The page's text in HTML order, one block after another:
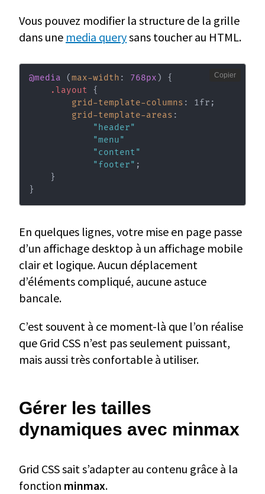
Vous pouvez modifier la structure de la grille
dans une media querysans toucher au HTML.
@media (max-width : 768px )
{
.layout
{
grid-template-columns : 1fr ;
grid-template-areas :
"header"
"menu"
"content"
"footer" ;
}
}
Copier
En quelques lignes, votre mise en page passe
d’un affichage desktop à un affichage mobile
clair et logique. Aucun déplacement
d’éléments compliqué, aucune astuce
bancale.
C’est souvent à ce moment-là que l’on réalise
que Grid CSS n’est pas seulement puissant,
mais aussi très confortable à utiliser.
Gérer les tailles
dynamiques avec minmax
Grid CSS sait s’adapter au contenu grâce à la
fonction minmax.